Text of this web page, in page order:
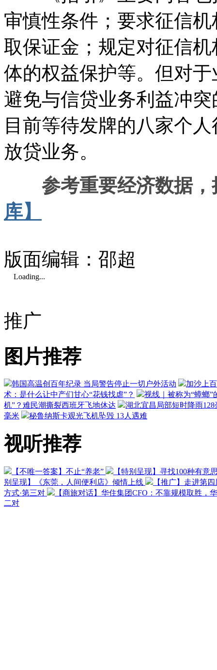
审慎性条件；要求征信
取保证金；规定对征信
体的权益保护等。但对
避免与信贷业务利益冲
目前等待发牌的八家个
放贷业务。
参考重要经济数据
库】
版面编辑：邵超
Loading...
推广
图片推荐
韩国高温创百年纪录 当局警告停止一切户外活动
加沙上
术：是什么让中产们甘心“花钱找虐”？
视线｜被称为“蟑螂
机”？难民潮撕裂西班牙飞地休达
湖北宜昌局部短时降雨
毫米
秘鲁纳斯卡观光飞机坠毁 13人遇难
视听推荐
【不唯一答案】不止“养老”
【特别呈现】寻找100种有意
别呈现】《东莞，人间便利店》倾情上线
【推广】走进第
方式·第三对
【商旅对话】华住集团CFO：不靠规模取胜，
二对